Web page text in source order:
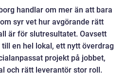
handlar om mer än att bara
syr vet hur avgörande rätt
är för slutresultatet. Oavsett
en hel lokal, ett nytt överdrag
projekt på jobbet,
och rätt leverantör stor roll.